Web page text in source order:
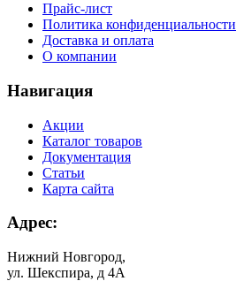
Прайс-лист
Политика конфиденциальности
Доставка и оплата
О компании
Навигация
Акции
Каталог товаров
Документация
Статьи
Карта сайта
Адрес:
Нижний Новгород,
ул. Шекспира, д 4А